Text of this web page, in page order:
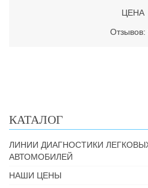
ЦЕНА
Отзывов:
КАТАЛОГ
ЛИНИИ ДИАГНОСТИКИ
АВТОМОБИЛЕЙ
НАШИ ЦЕНЫ